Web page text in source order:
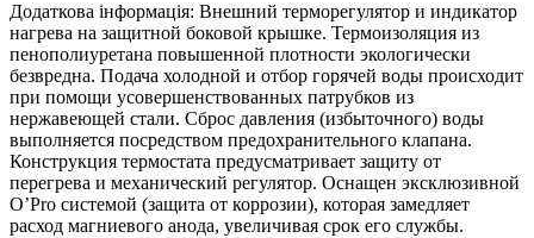
Додаткова інформація: Внешний терморегулятор и индикатор
нагрева на защитной боковой крышке. Термоизоляция из
пенополиуретана повышенной плотности экологически
безвредна. Подача холодной и отбор горячей воды происходит
при помощи усовершенствованных патрубков из
нержавеющей стали. Сброс давления (избыточного) воды
выполняется посредством предохранительного клапана.
Конструкция термостата предусматривает защиту от
перегрева и механический регулятор. Оснащен эксклюзивной
O’Pro системой (защита от коррозии), которая замедляет
расход магниевого анода, увеличивая срок его службы.